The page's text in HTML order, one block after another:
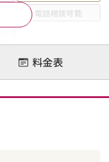
電話相談可能
離婚裁判
モラハラ
料金表